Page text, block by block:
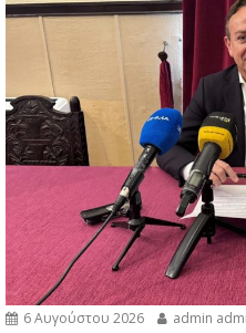
6 Αυγούστου 2026 admin